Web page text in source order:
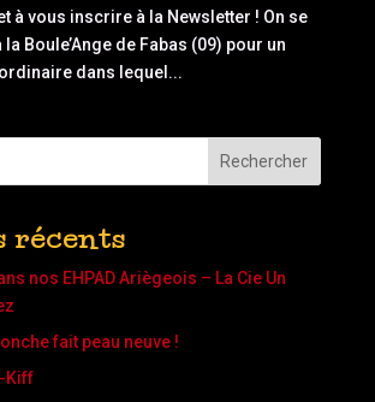
à vous inscrire à la Newsletter ! On se
Boule’Ange de Fabas (09) pour un
dans lequel...
Rechercher
récents
nos EHPAD Ariègeois – La Cie Un
fait peau neuve !
Kiff